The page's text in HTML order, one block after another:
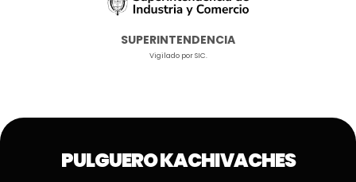
SUPERINTENDENCIA
Vigilado por SIC.
PULGUERO KACHIVACHES